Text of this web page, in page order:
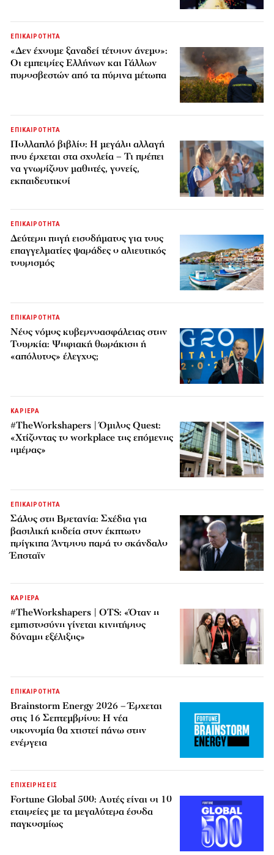
ΕΠΙΚΑΙΡΟΤΗΤΑ
«Δεν έχουμε ξαναδεί τέτοιον άνεμο»:
Οι εμπειρίες Ελλήνων και Γάλλων
πυροσβεστών από τα πύρινα μέτωπα
ΕΠΙΚΑΙΡΟΤΗΤΑ
Πολλαπλό βιβλίο: Η μεγάλη αλλαγή
που έρχεται στα σχολεία – Τι πρέπει
να γνωρίζουν μαθητές, γονείς,
εκπαιδευτικοί
ΕΠΙΚΑΙΡΟΤΗΤΑ
Δεύτερη πηγή εισοδήματος για τους
επαγγελματίες ψαράδες ο αλιευτικός
τουρισμός
ΕΠΙΚΑΙΡΟΤΗΤΑ
Νέος νόμος κυβερνοασφάλειας στην
Τουρκία: Ψηφιακή θωράκιση ή
«απόλυτος» έλεγχος;
ΚΑΡΙΕΡΑ
#TheWorkshapers | Όμιλος Quest:
«Χτίζοντας το workplace της επόμενης
ημέρας»
ΕΠΙΚΑΙΡΟΤΗΤΑ
Σάλος στη Βρετανία: Σχέδια για
βασιλική κηδεία στον έκπτωτο
πρίγκιπα Άντριου παρά το σκάνδαλο
Έπσταϊν
ΚΑΡΙΕΡΑ
#TheWorkshapers | OTS: «Όταν η
εμπιστοσύνη γίνεται κινητήριος
δύναμη εξέλιξης»
ΕΠΙΚΑΙΡΟΤΗΤΑ
Brainstorm Energy 2026 – Έρχεται
στις 16 Σεπτεμβρίου: Η νέα
οικονομία θα χτιστεί πάνω στην
ενέργεια
ΕΠΙΧΕΙΡΗΣΕΙΣ
Fortune Global 500: Αυτές είναι οι 10
εταιρείες με τα μεγαλύτερα έσοδα
παγκοσμίως